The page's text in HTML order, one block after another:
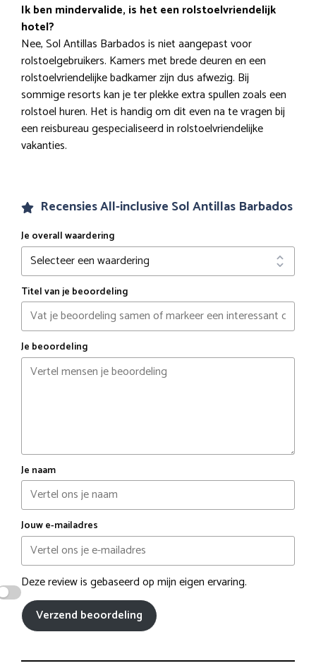
Ik ben mindervalide, is het een rolstoelvriendelijk
hotel?
Nee, Sol Antillas Barbados is niet aangepast voor
rolstoelgebruikers. Kamers met brede deuren en een
rolstoelvriendelijke badkamer zijn dus afwezig. Bij
sommige resorts kan je ter plekke extra spullen zoals een
rolstoel huren. Het is handig om dit even na te vragen bij
een reisbureau gespecialiseerd in rolstoelvriendelijke
vakanties.
Recensies All-inclusive Sol Antillas Barbados
Je overall waardering
Titel van je beoordeling
Je beoordeling
Je naam
Jouw e-mailadres
Deze review is gebaseerd op mijn eigen ervaring.
Verzend beoordeling